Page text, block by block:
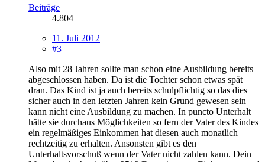
Beiträge
4.804
11. Juli 2012
#3
Also mit 28 Jahren sollte man schon eine Ausbildung bereits
abgeschlossen haben. Da ist die Tochter schon etwas spät
dran. Das Kind ist ja auch bereits schulpflichtig so das dies
sicher auch in den letzten Jahren kein Grund gewesen sein
kann nicht eine Ausbildung zu machen. In puncto Unterhalt
hätte sie durchaus Möglichkeiten so fern der Vater des Kindes
ein regelmäßiges Einkommen hat diesen auch monatlich
rechtzeitig zu erhalten. Ansonsten gibt es den
Unterhaltsvorschuß wenn der Vater nicht zahlen kann. Dein